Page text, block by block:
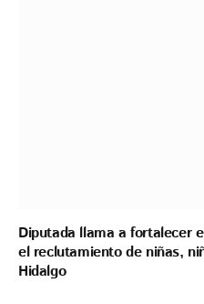
Diputada llama a fortalecer
el reclutamiento de niñas,
Hidalgo